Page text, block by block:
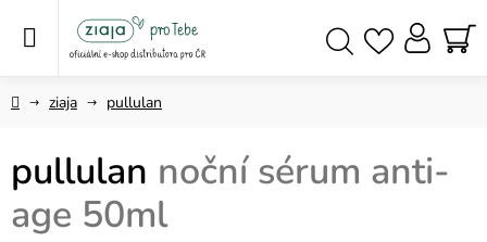
Domůziaja pullulan
pullulan noční sérum anti-
age 50ml